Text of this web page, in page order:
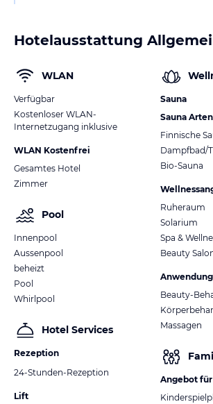
Hotelausstattung
WLAN
Verfügbar
Kostenloser WLAN-
Internetzugang inklusive
WLAN Kostenfrei
Gesamtes Hotel
Zimmer
Pool
Innenpool
Aussenpool
beheizt
Pool
Whirlpool
Hotel Services
Rezeption
24-Stunden-Rezeption
Lift
Sauna
Sauna Arten
Finnische
Dampfbad/
Bio-Sauna
Ruheraum
Solarium
Spa &
Beauty
Beauty-
Massagen
Angebot